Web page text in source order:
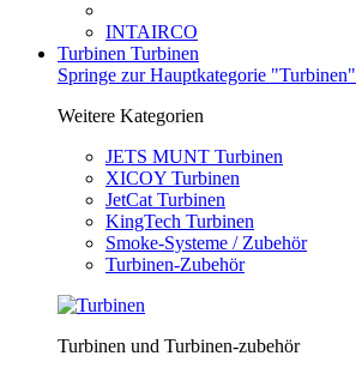
INTAIRCO
Turbinen Turbinen
Springe zur Hauptkategorie "Turbinen"
Weitere Kategorien
JETS MUNT Turbinen
XICOY Turbinen
JetCat Turbinen
KingTech Turbinen
Smoke-Systeme / Zubehör
Turbinen-Zubehör
Turbinen und Turbinen-zubehör